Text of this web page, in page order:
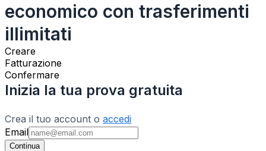
economico con trasferimenti
illimitati
Creare
Fatturazione
Confermare
Inizia la tua prova gratuita
Crea il tuo account o accedi
Email
Continua